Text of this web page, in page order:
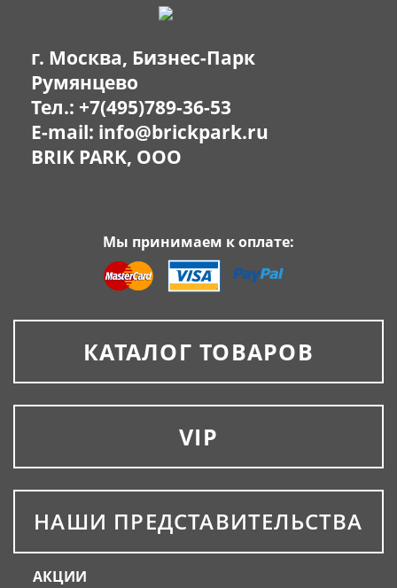
г. Москва, Бизнес-Парк
Румянцево
Тел.: +7(495)789-36-53
E-mail: info@brickpark.ru
BRIK PARK, OOO
Мы принимаем к оплате:
КАТАЛОГ ТОВАРОВ
VIP
НАШИ ПРЕДСТАВИТЕЛЬСТВА
АКЦИИ